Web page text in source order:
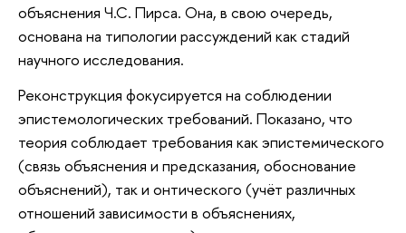
объяснения Ч.С. Пирса. Она, в свою очередь,
основана на типологии рассуждений как стадий
научного исследования.
Реконструкция фокусируется на соблюдении
эпистемологических требований. Показано, что
теория соблюдает требования как эпистемического
(связь объяснения и предсказания, обоснование
объяснений), так и онтического (учёт различных
отношений зависимости в объяснениях,